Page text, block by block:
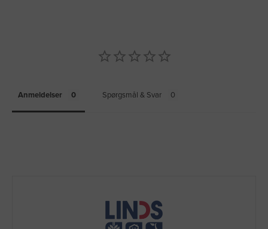
Anmeldelser Spørgsmål & Svar